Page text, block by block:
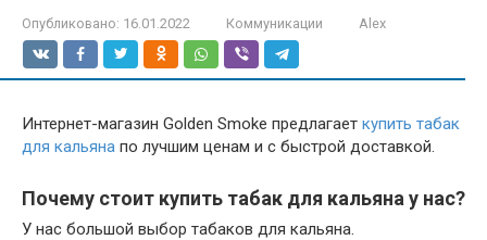
Опубликовано: 16.01.2022 Коммуникации Alex
Интернет-магазин Golden Smoke предлагает купить табак
для кальяна по лучшим ценам и с быстрой доставкой.
Почему стоит купить табак для кальяна у нас?
У нас большой выбор табаков для кальяна.